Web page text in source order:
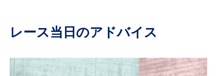
レース当日のアドバイス